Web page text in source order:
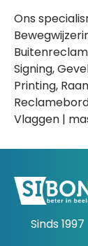
Ons
Signing,
Printing,
Vlaggen |
Sinds 1997